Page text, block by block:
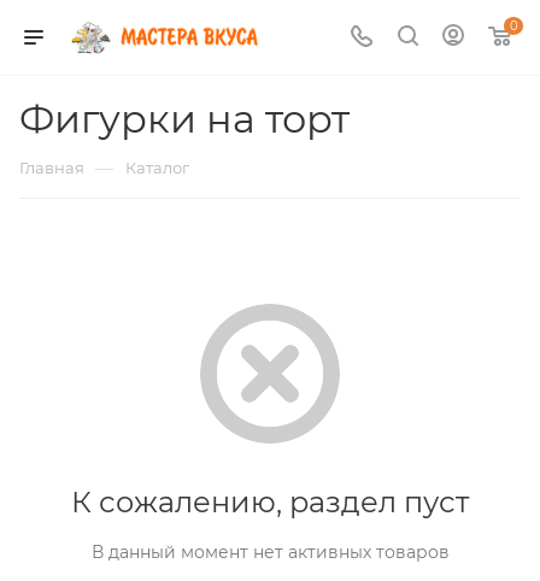
0
Фигурки на торт
Главная — Каталог
К сожалению, раздел пуст
В данный момент нет активных товаров